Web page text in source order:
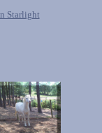
Starlight